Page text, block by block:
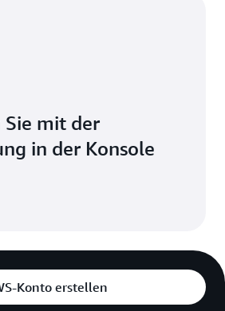
Sie mit der
in der Konsole
Konto erstellen